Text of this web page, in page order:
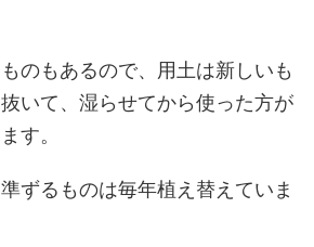
のもあるので、用土は新しいも
いて、湿らせてから使った方が
す。
ずるものは毎年植え替えていま